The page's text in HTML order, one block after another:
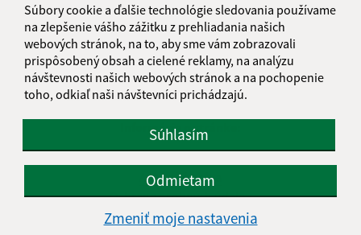
Súbory cookie a ďalšie technológie sledovania používame
na zlepšenie vášho zážitku z prehliadania našich
webových stránok, na to, aby sme vám zobrazovali
prispôsobený obsah a cielené reklamy, na analýzu
návštevnosti našich webových stránok a na pochopenie
toho, odkiaľ naši návštevníci prichádzajú.
Súhlasím
Odmietam
Zmeniť moje nastavenia
Informácie o stránke:
Autorské práva
Ochrana osobných údajov
Navigácia: